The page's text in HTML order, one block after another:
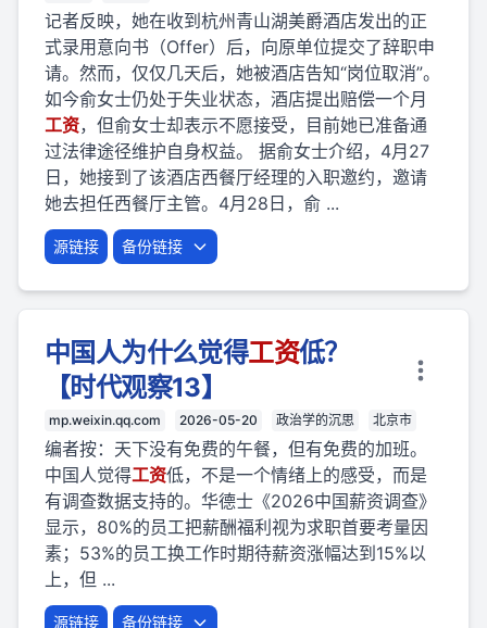
记者反映，她在收到杭州青山湖美爵酒店发出的正
式录用意向书（Offer）后，向原单位提交了辞职申
请。然而，仅仅几天后，她被酒店告知“岗位取消”。
如今俞女士仍处于失业状态，酒店提出赔偿一个月
工资，但俞女士却表示不愿接受，目前她已准备通
过法律途径维护自身权益。 据俞女士介绍，4月27
日，她接到了该酒店西餐厅经理的入职邀约，邀请
她去担任西餐厅主管。4月28日，俞 ...
源链接 备份链接
中国人为什么觉得工资低？
【时代观察13】
mp.weixin.qq.com 2026-05-20 政治学的沉思 北京市
编者按：天下没有免费的午餐，但有免费的加班。
中国人觉得工资低，不是一个情绪上的感受，而是
有调查数据支持的。华德士《2026中国薪资调查》
显示，80%的员工把薪酬福利视为求职首要考量因
素；53%的员工换工作时期待薪资涨幅达到15%以
上，但 ...
源链接 备份链接